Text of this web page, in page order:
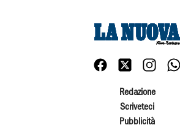
Redazione
Scriveteci
Pubblicità